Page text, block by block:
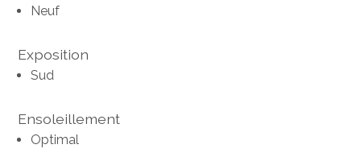
Neuf
Exposition
Sud
Ensoleillement
Optimal